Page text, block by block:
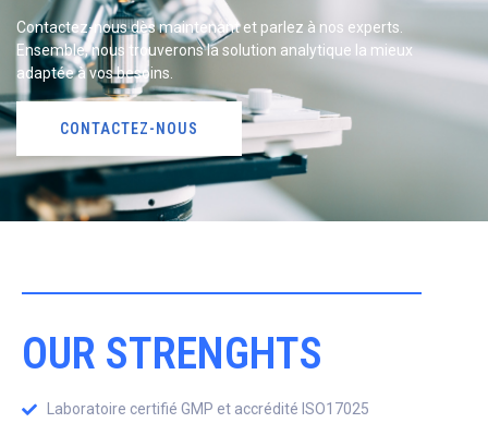
Contactez-nous dès maintenant et parlez à nos experts.
Ensemble, nous trouverons la solution analytique la mieux
adaptée à vos besoins.
CONTACTEZ-NOUS
OUR STRENGHTS
Laboratoire certifié GMP et accrédité ISO17025